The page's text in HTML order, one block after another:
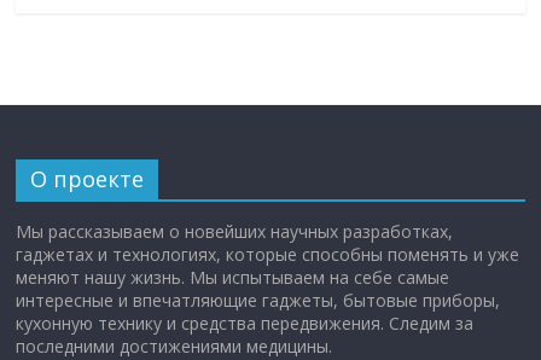
О проекте
Мы рассказываем о новейших научных разработках,
гаджетах и технологиях, которые способны поменять и уже
меняют нашу жизнь. Мы испытываем на себе самые
интересные и впечатляющие гаджеты, бытовые приборы,
кухонную технику и средства передвижения. Следим за
последними достижениями медицины.